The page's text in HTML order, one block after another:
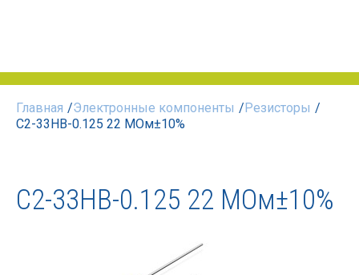
Главная /Электронные компоненты /Резисторы /
С2-33НВ-0.125 22 МОм±10%
С2-33НВ-0.125 22 МОм±10%